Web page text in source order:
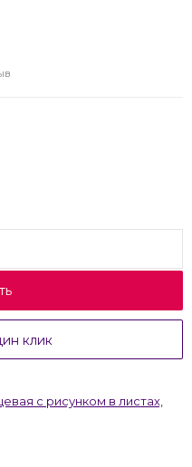
клик
с рисунком в листах,